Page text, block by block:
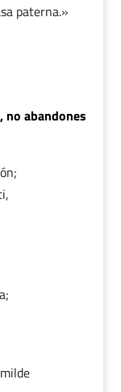
paterna.»
no abandones